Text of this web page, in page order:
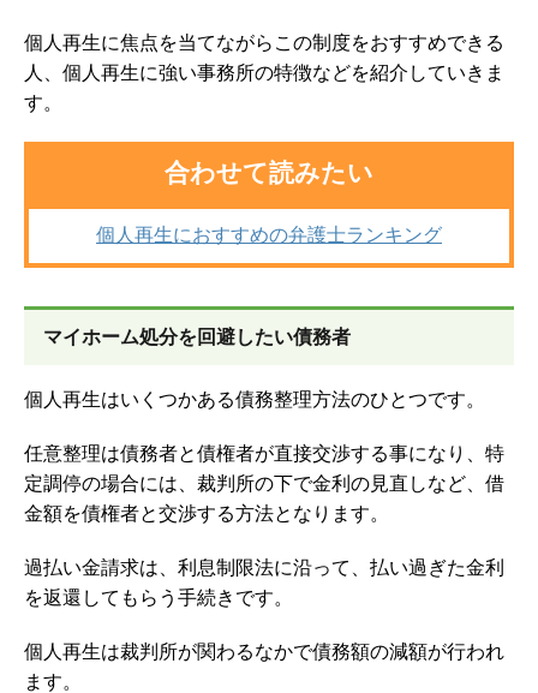
個人再生に焦点を当てながらこの制度をおすすめできる
人、個人再生に強い事務所の特徴などを紹介していきま
す。
合わせて読みたい
個人再生におすすめの弁護士ランキング
マイホーム処分を回避したい債務者
個人再生はいくつかある債務整理方法のひとつです。
任意整理は債務者と債権者が直接交渉する事になり、特
定調停の場合には、裁判所の下で金利の見直しなど、借
金額を債権者と交渉する方法となります。
過払い金請求は、利息制限法に沿って、払い過ぎた金利
を返還してもらう手続きです。
個人再生は裁判所が関わるなかで債務額の減額が行われ
ます。